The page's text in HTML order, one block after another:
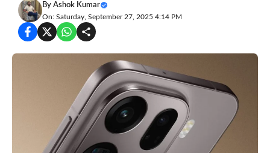
By Ashok Kumar
On: Saturday, September 27, 2025 4:14 PM